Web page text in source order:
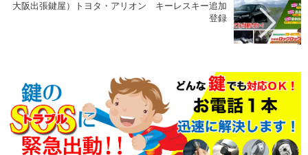
大阪出張鍵屋）トヨタ・アリオン キーレスキー追加
登録